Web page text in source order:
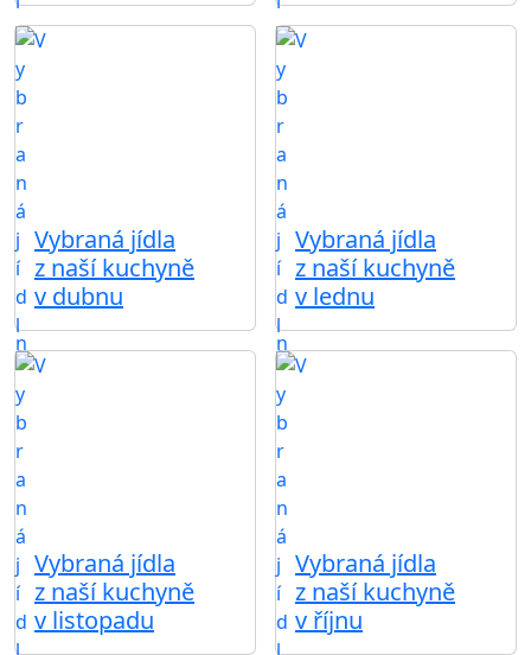
Vybraná jídla
z naší kuchyně
v dubnu
Vybraná jídla
z naší kuchyně
v lednu
Vybraná jídla
z naší kuchyně
v listopadu
Vybraná jídla
z naší kuchyně
v říjnu